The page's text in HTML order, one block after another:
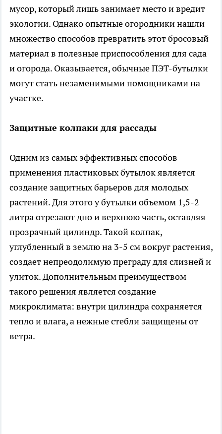
мусор, который лишь занимает место и вредит
экологии. Однако опытные огородники нашли
множество способов превратить этот бросовый
материал в полезные приспособления для сада
и огорода. Оказывается, обычные ПЭТ-бутылки
могут стать незаменимыми помощниками на
участке.
Защитные колпаки для рассады
Одним из самых эффективных способов
применения пластиковых бутылок является
создание защитных барьеров для молодых
растений. Для этого у бутылки объемом 1,5-2
литра отрезают дно и верхнюю часть, оставляя
прозрачный цилиндр. Такой колпак,
углубленный в землю на 3-5 см вокруг растения,
создает непреодолимую преграду для слизней и
улиток. Дополнительным преимуществом
такого решения является создание
микроклимата: внутри цилиндра сохраняется
тепло и влага, а нежные стебли защищены от
ветра.